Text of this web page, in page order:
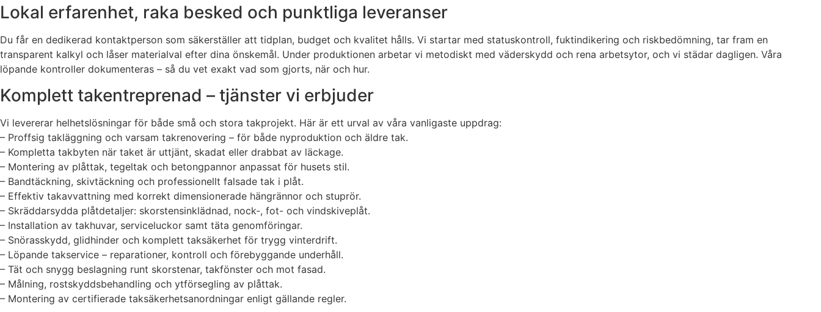
Lokal erfarenhet, raka besked och punktliga leveranser
Du får en dedikerad kontaktperson som säkerställer att tidplan, budget och kvalitet hålls. Vi startar med statuskontroll, fuktindikering och riskbedömning, tar fram en
transparent kalkyl och låser materialval efter dina önskemål. Under produktionen arbetar vi metodiskt med väderskydd och rena arbetsytor, och vi städar dagligen. Våra
löpande kontroller dokumenteras – så du vet exakt vad som gjorts, när och hur.
Komplett takentreprenad – tjänster vi erbjuder
Vi levererar helhetslösningar för både små och stora takprojekt. Här är ett urval av våra vanligaste uppdrag:
– Proffsig takläggning och varsam takrenovering – för både nyproduktion och äldre tak.
– Kompletta takbyten när taket är uttjänt, skadat eller drabbat av läckage.
– Montering av plåttak, tegeltak och betongpannor anpassat för husets stil.
– Bandtäckning, skivtäckning och professionellt falsade tak i plåt.
– Effektiv takavvattning med korrekt dimensionerade hängrännor och stuprör.
– Skräddarsydda plåtdetaljer: skorstensinklädnad, nock-, fot- och vindskiveplåt.
– Installation av takhuvar, serviceluckor samt täta genomföringar.
– Snörasskydd, glidhinder och komplett taksäkerhet för trygg vinterdrift.
– Löpande takservice – reparationer, kontroll och förebyggande underhåll.
– Tät och snygg beslagning runt skorstenar, takfönster och mot fasad.
– Målning, rostskyddsbehandling och ytförsegling av plåttak.
– Montering av certifierade taksäkerhetsanordningar enligt gällande regler.